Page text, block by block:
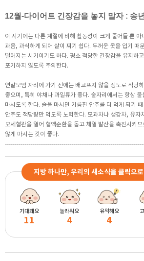
12월-다이어트 긴장감을 놓지 말자 : 송
이 시기에는 다른 계절에 비해 활동성이 크게 줄어들 뿐
과음, 과식하게 되어 살이 찌기 쉽다. 두꺼운 옷을 입기 때
떨어지는 시기이기도 하다. 평소 적당한 긴장감을 유지하
포기하지 않도록 주의한다.
연말모임 자리에 가기 전에는 배고프지 않을 정도로 적당
좋으며, 특히 야채나 과일류가 좋다. 술자리에서는 항상 물
마시도록 한다. 술을 마시면 기름진 안주를 더 먹게 되기
안주도 적당량만 먹도록 노력한다. 모과차나 생강차, 유자
모세혈관을 열어 혈액순환을 돕고 체열 발산을 촉진시키
않게 마시는 것이 좋다.
지방 하나만, 우리의 새소식을 클릭으
기대돼요
11
놀라워요
4
유익해요
4